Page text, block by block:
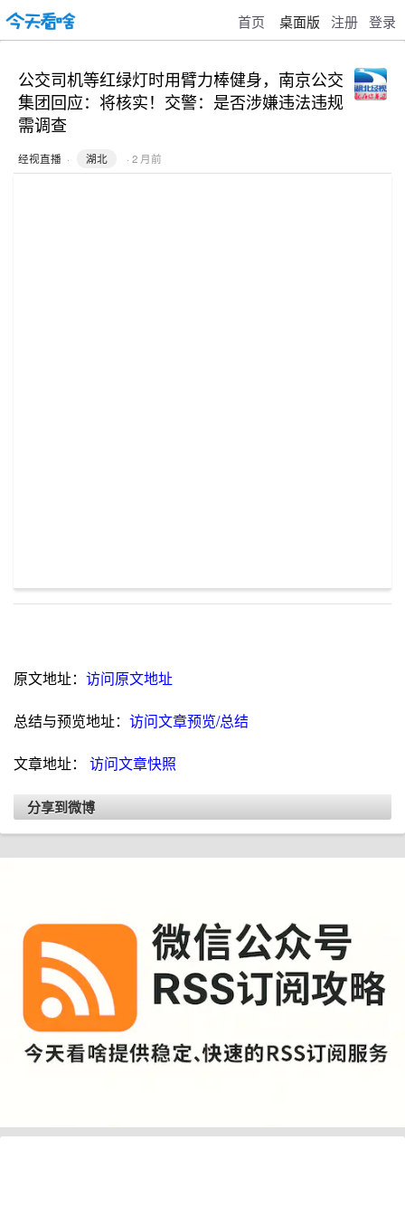
首页 桌面版 注册 登录
公交司机等红绿灯时用臂力棒健身，南京公交
集团回应：将核实！交警：是否涉嫌违法违规
需调查
经视直播 · 湖北 · 2 月前
原文地址： 访问原文地址
总结与预览地址： 访问文章预览/总结
文章地址： 访问文章快照
分享到微博